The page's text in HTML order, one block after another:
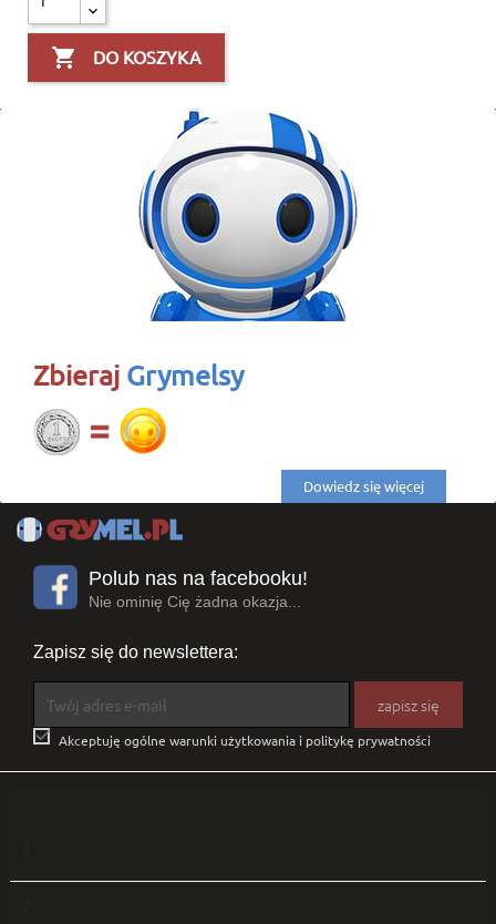
 DO KOSZYKA
Zbieraj Grymelsy
Dowiedz się więcej
Polub nas na facebooku!
Nie ominię Cię żadna okazja...
Zapisz się do newslettera:
 Akceptuję ogólne warunki użytkowania i politykę prywatności